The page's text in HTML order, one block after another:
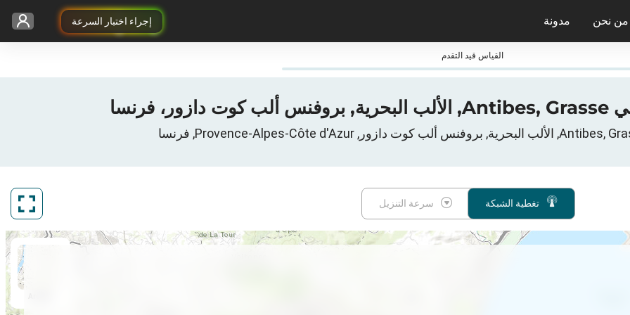
إجراء اختبار السرعة من نحن مدونة
القياس قيد التقدم
تغطية الشبكة سرعة التنزيل